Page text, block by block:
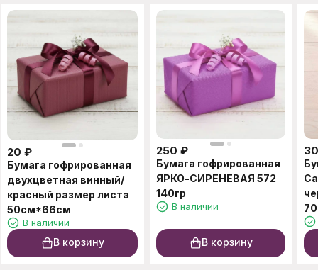
20 ₽
Бумага гофрированная
двухцветная винный/
красный размер листа
50см*66см
В наличии
В корзину
250 ₽
Бумага гофрированная
ЯРКО-СИРЕНЕВАЯ 572
140гр
В наличии
В корзину